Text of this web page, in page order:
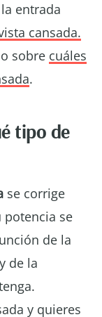
entrada
cansada.
sobre cuáles
.
tipo de
se corrige
potencia se
de la
de la
y quieres